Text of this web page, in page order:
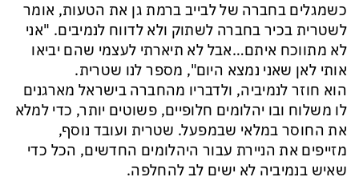
כשמגלים בחברה של לבייב ברמת גן את הטעות, אומר
לשטרית בכיר בחברה לשתוק ולא לדווח לנמיבים. "אני
לא מתווכח איתם…אבל לא תיארתי לעצמי שהם יביאו
אותי לאן שאני נמצא היום", מספר לנו שטרית.
הוא חוזר לנמיביה, ולדבריו מהחברה בישראל מארגנים
לו משלוח ובו יהלומים חלופיים, פשוטים יותר, כדי למלא
את החוסר במלאי שבמפעל. שטרית ועובד נוסף,
מזייפים את הניירת עבור היהלומים החדשים, הכל כדי
שאיש בנמיביה לא ישים לב להחלפה.